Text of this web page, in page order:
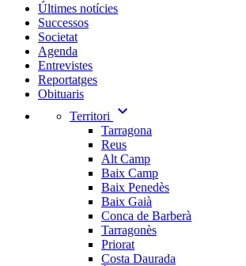
Últimes notícies
Successos
Societat
Agenda
Entrevistes
Reportatges
Obituaris
Territori
expand_more
Tarragona
Reus
Alt Camp
Baix Camp
Baix Penedès
Baix Gaià
Conca de Barberà
Tarragonès
Priorat
Costa Daurada